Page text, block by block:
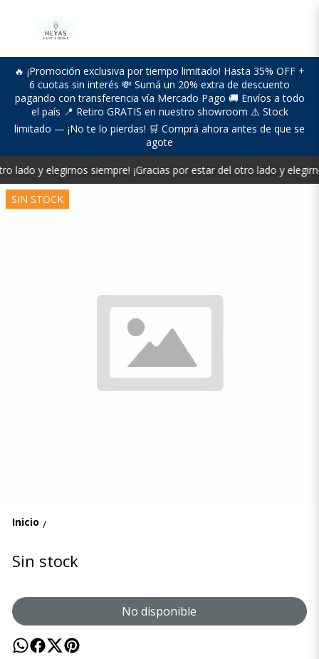
🔥 ¡Promoción exclusiva por tiempo limitado! Hasta 35% OFF +
6 cuotas sin interés 💸 Sumá un 20% extra de descuento
pagando con transferencia vía Mercado Pago 🚚 Envíos a todo
el país 📍 Retiro GRATIS en nuestro showroom ⚠️ Stock
limitado — ¡No te lo pierdas! 🛒 Comprá ahora antes de que se
agote
lado y elegirnos siempre! ¡Gracias por estar del otro lado y
SIN STOCK
Inicio /
Sin stock
No disponible